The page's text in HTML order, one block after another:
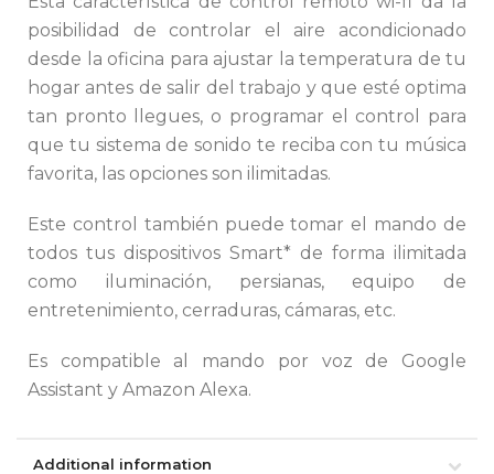
posibilidad de controlar el aire acondicionado
desde la oficina para ajustar la temperatura de tu
hogar antes de salir del trabajo y que esté optima
tan pronto llegues, o programar el control para
que tu sistema de sonido te reciba con tu música
favorita, las opciones son ilimitadas.
Este control también puede tomar el mando de
todos tus dispositivos Smart* de forma ilimitada
como iluminación, persianas, equipo de
entretenimiento, cerraduras, cámaras, etc.
Es compatible al mando por voz de Google
Assistant y Amazon Alexa.
Additional information